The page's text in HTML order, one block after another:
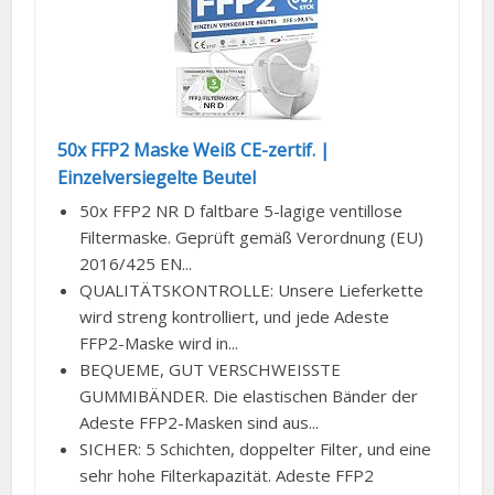
50x FFP2 Maske Weiß CE-zertif. |
Einzelversiegelte Beutel
50x FFP2 NR D faltbare 5-lagige ventillose
Filtermaske. Geprüft gemäß Verordnung (EU)
2016/425 EN...
QUALITÄTSKONTROLLE: Unsere Lieferkette
wird streng kontrolliert, und jede Adeste
FFP2-Maske wird in...
BEQUEME, GUT VERSCHWEISSTE
GUMMIBÄNDER. Die elastischen Bänder der
Adeste FFP2-Masken sind aus...
SICHER: 5 Schichten, doppelter Filter, und eine
sehr hohe Filterkapazität. Adeste FFP2